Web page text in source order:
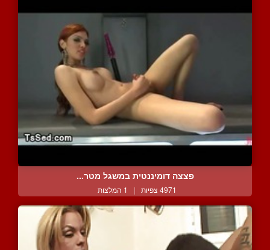
פצצה דומיננטית במשגל מטר...
4971 צפיות | 1 המלצות